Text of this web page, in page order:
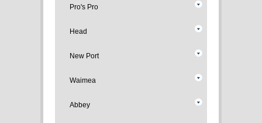
Pro's Pro
Head
New Port
Waimea
Abbey